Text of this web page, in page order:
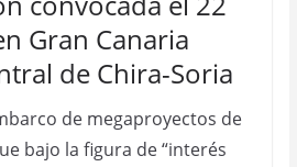
Gran Canaria
de Chira-Soria
de megaproyectos de
bajo la figura de “interés